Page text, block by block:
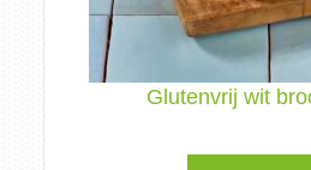
Glutenvrij wit